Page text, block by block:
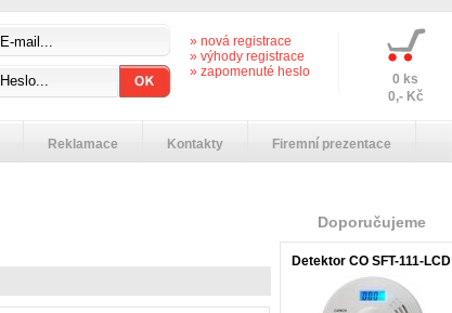
» nová registrace
» výhody registrace
» zapomenuté heslo
0 ks
0,- Kč
Reklamace Kontakty Firemní prezentace
Doporučujeme
Detektor CO SFT-111-LCD